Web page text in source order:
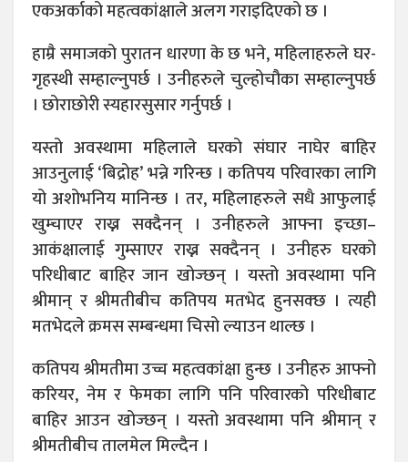
एकअर्काको महत्वकांक्षाले अलग गराइदिएको छ ।
हाम्रै समाजको पुरातन धारणा के छ भने, महिलाहरुले घर-
गृहस्थी सम्हाल्नुपर्छ । उनीहरुले चुल्होचौका सम्हाल्नुपर्छ
। छोराछोरी स्यहारसुसार गर्नुपर्छ ।
यस्तो अवस्थामा महिलाले घरको संघार नाघेर बाहिर
आउनुलाई ‘बिद्रोह’ भन्ने गरिन्छ । कतिपय परिवारका लागि
यो अशोभनिय मानिन्छ । तर, महिलाहरुले सधै आफुलाई
खुम्चाएर राख्न सक्दैनन् । उनीहरुले आफ्ना इच्छा–
आकंक्षालाई गुम्साएर राख्न सक्दैनन् । उनीहरु घरको
परिधीबाट बाहिर जान खोज्छन् । यस्तो अवस्थामा पनि
श्रीमान् र श्रीमतीबीच कतिपय मतभेद हुनसक्छ । त्यही
मतभेदले क्रमस सम्बन्धमा चिसो ल्याउन थाल्छ ।
कतिपय श्रीमतीमा उच्च महत्वकांक्षा हुन्छ । उनीहरु आफ्नो
करियर, नेम र फेमका लागि पनि परिवारको परिधीबाट
बाहिर आउन खोज्छन् । यस्तो अवस्थामा पनि श्रीमान् र
श्रीमतीबीच तालमेल मिल्दैन ।